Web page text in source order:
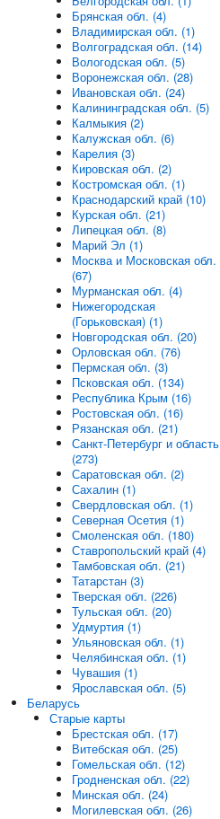
Брянская обл. (4)
Владимирская обл. (1)
Волгоградская обл. (14)
Вологодская обл. (5)
Воронежская обл. (28)
Ивановская обл. (24)
Калининградская обл. (5)
Калмыкия (2)
Калужская обл. (6)
Карелия (3)
Кировская обл. (2)
Костромская обл. (1)
Краснодарский край (10)
Курская обл. (21)
Липецкая обл. (8)
Марий Эл (1)
Москва и Московская обл.
(67)
Мурманская обл. (4)
Нижегородская
(Горьковская) (1)
Новгородская обл. (20)
Орловская обл. (76)
Пермская обл. (3)
Псковская обл. (134)
Республика Крым (16)
Ростовская обл. (16)
Рязанская обл. (21)
Санкт-Петербург и область
(273)
Саратовская обл. (2)
Сахалин (1)
Свердловская обл. (1)
Северная Осетия (1)
Смоленская обл. (180)
Ставропольский край (4)
Тамбовская обл. (21)
Татарстан (3)
Тверская обл. (226)
Тульская обл. (20)
Удмуртия (1)
Ульяновская обл. (1)
Челябинская обл. (1)
Чувашия (1)
Ярославская обл. (5)
Беларусь
Старые карты
Брестская обл. (17)
Витебская обл. (25)
Гомельская обл. (12)
Гродненская обл. (22)
Минская обл. (24)
Могилевская обл. (26)